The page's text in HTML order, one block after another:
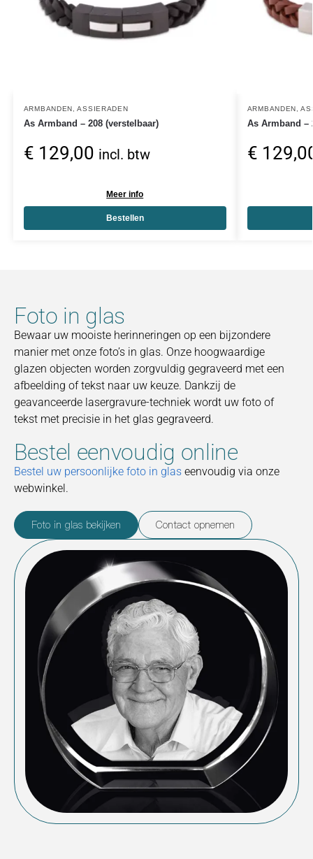
ARMBANDEN ,ASSIERADEN
As Armband – 208 (verstelbaar)
€ 129,00 incl. btw
Meer info
Bestellen
ARMBANDEN ,
As Armband –
€
Foto in glas
Bewaar uw mooiste herinneringen op een bijzondere
manier met onze foto’s in glas. Onze hoogwaardige
glazen objecten worden zorgvuldig gegraveerd met een
afbeelding of tekst naar uw keuze. Dankzij de
geavanceerde lasergravure-techniek wordt uw foto of
tekst met precisie in het glas gegraveerd.
Bestel eenvoudig online
Bestel uw persoonlijke foto in glas eenvoudig via onze
webwinkel.
Foto in glas bekijken Contact opnemen